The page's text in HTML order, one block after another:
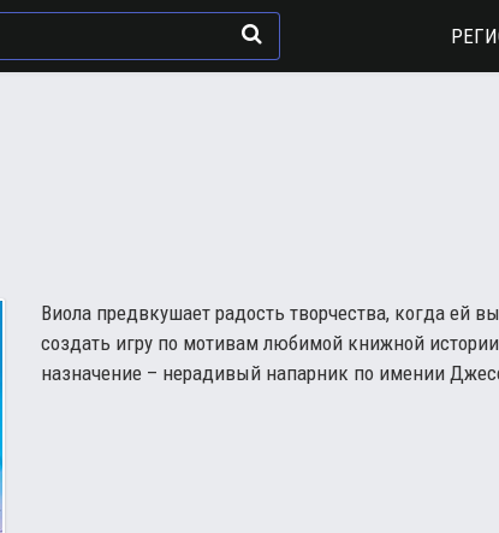
Виола предвкушает радость творчества, когда ей
создать игру по мотивам любимой книжной
назначение – нерадивый напарник по имении